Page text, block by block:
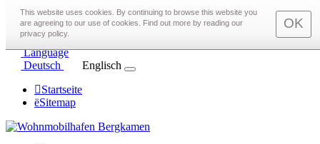
toggle menu
Call us on 0172 97 22 575
Email us at info@Wohnmobilhafen-Bergkamen.de
Language
Deutsch
Englisch
Startseite
Sitemap
This website uses cookies. By continuing to browse this website you
are agreeing to our use of cookies. Find out more by reading our
privacy policy.
OK